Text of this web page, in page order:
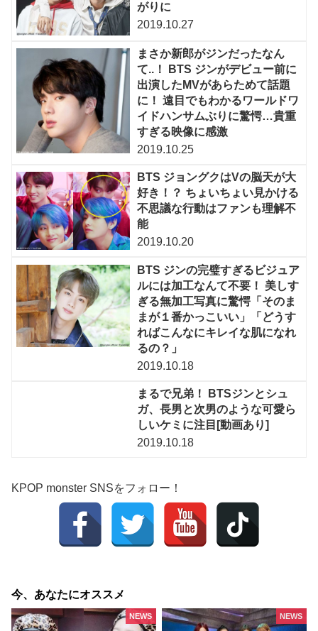
がりに
2019.10.27
まさか新郎がジンだったなん
て..！ BTS ジンがデビュー前に
出演したMVがあらためて話題
に！ 遠目でもわかるワールドワ
イドハンサムぶりに驚愕…貴重
すぎる映像に感激
2019.10.25
BTS ジョングクはVの脳天が大
好き！？ ちょいちょい見かける
不思議な行動はファンも理解不
能
2019.10.20
BTS ジンの完璧すぎるビジュア
ルには加工なんて不要！ 美しす
ぎる無加工写真に驚愕「そのま
まが１番かっこいい」「どうす
ればこんなにキレイな肌になれ
るの？」
2019.10.18
まるで兄弟！ BTSジンとシュ
ガ、長男と次男のような可愛ら
しいケミに注目[動画あり]
2019.10.18
KPOP monster SNSをフォロー！
今、あなたにオススメ
NEWS NEWS